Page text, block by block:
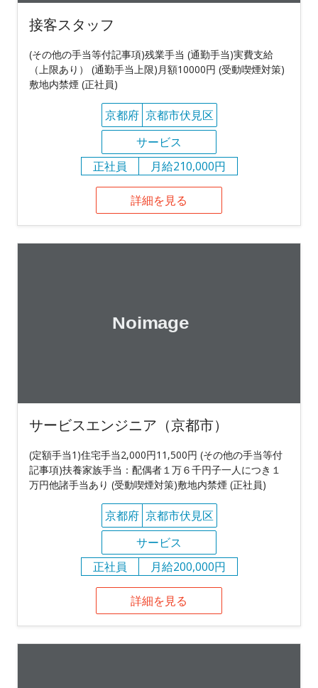
接客スタッフ
(その他の手当等付記事項)残業手当 (通勤手当)実費支給
（上限あり） (通勤手当上限)月額10000円 (受動喫煙対策)
敷地内禁煙 (正社員)
京都府 京都市伏見区
サービス
正社員
月給210,000円
詳細を見る
サービスエンジニア（京都市）
(定額手当1)住宅手当2,000円11,500円 (その他の手当等付
記事項)扶養家族手当：配偶者１万６千円子一人につき１
万円他諸手当あり (受動喫煙対策)敷地内禁煙 (正社員)
京都府 京都市伏見区
サービス
正社員
月給200,000円
詳細を見る